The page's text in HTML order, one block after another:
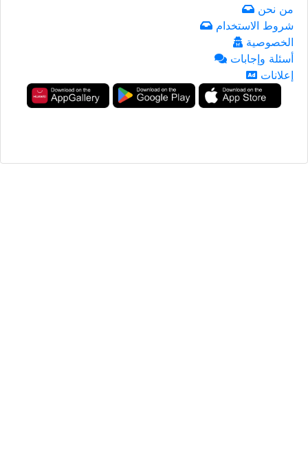
من نحن
شروط الاستخدام
الخصوصية
أسئلة وإجابات
إعلانات